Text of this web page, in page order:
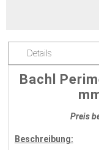
Details
Bachl
Preis
Beschreibung: